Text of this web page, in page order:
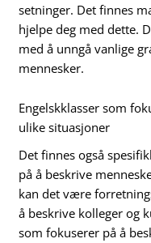
setninger. Det finnes
hjelpe deg med dette.
med å unngå vanlige
mennesker.
Engelskklasser som
ulike situasjoner
Det finnes også
på å beskrive
kan det være
å beskrive kolleger og
som fokuserer på å